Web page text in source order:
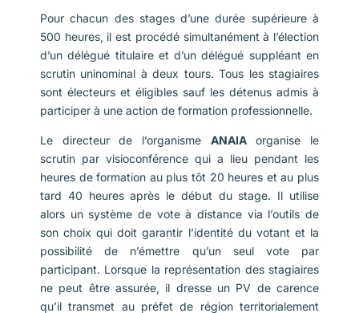
Pour chacun des stages d’une durée supérieure à
500 heures, il est procédé simultanément à l’élection
d’un délégué titulaire et d’un délégué suppléant en
scrutin uninominal à deux tours. Tous les stagiaires
sont électeurs et éligibles sauf les détenus admis à
participer à une action de formation professionnelle.
Le directeur de l’organisme ANAIAorganise le
scrutin par visioconférence qui a lieu pendant les
heures de formation au plus tôt 20 heures et au plus
tard 40 heures après le début du stage. Il utilise
alors un système de vote à distance via l’outils de
son choix qui doit garantir l’identité du votant et la
possibilité de n’émettre qu’un seul vote par
participant. Lorsque la représentation des stagiaires
ne peut être assurée, il dresse un PV de carence
qu’il transmet au préfet de région territorialement